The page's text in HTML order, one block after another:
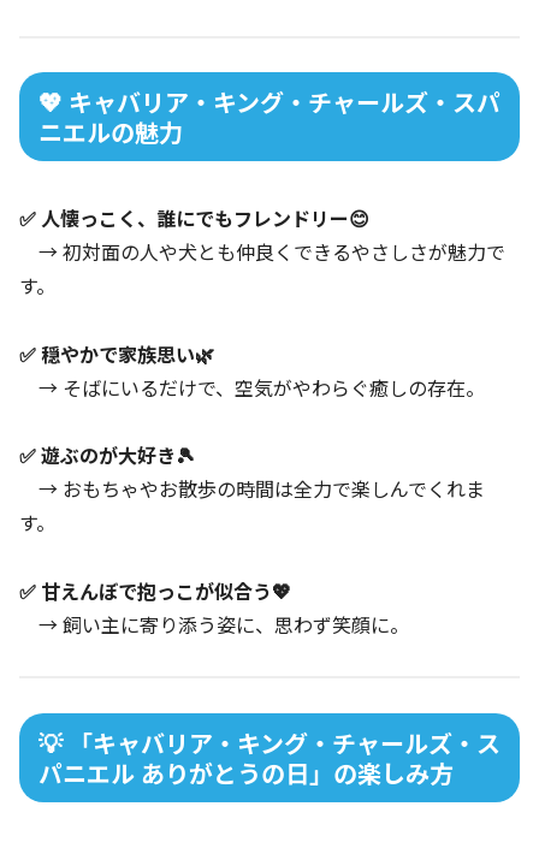
💖 キャバリア・キング・チャールズ・スパ
ニエルの魅力
✅ 人懐っこく、誰にでもフレンドリー😊
→ 初対面の人や犬とも仲良くできるやさしさが魅力で
す。
✅ 穏やかで家族思い🌿
→ そばにいるだけで、空気がやわらぐ癒しの存在。
✅ 遊ぶのが大好き🎾
→ おもちゃやお散歩の時間は全力で楽しんでくれま
す。
✅ 甘えんぼで抱っこが似合う💖
→ 飼い主に寄り添う姿に、思わず笑顔に。
💡 「キャバリア・キング・チャールズ・ス
パニエル ありがとうの日」の楽しみ方